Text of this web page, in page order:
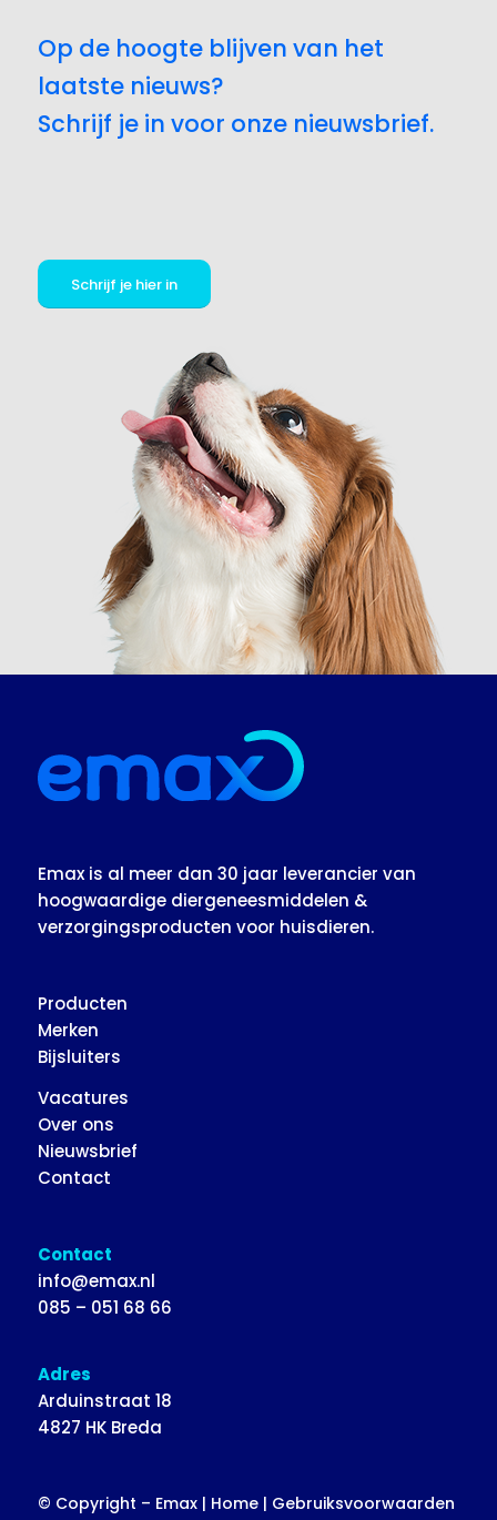
Op de hoogte blijven van het
laatste nieuws?
Schrijf je in voor onze nieuwsbrief.
Schrijf je hier in
Emax is al meer dan 30 jaar leverancier van
hoogwaardige diergeneesmiddelen &
verzorgingsproducten voor huisdieren.
Producten
Merken
Bijsluiters
Vacatures
Over ons
Nieuwsbrief
Contact
Contact
info@emax.nl
085 – 051 68 66
Adres
Arduinstraat 18
4827 HK Breda
© Copyright – Emax | Home| Gebruiksvoorwaarden